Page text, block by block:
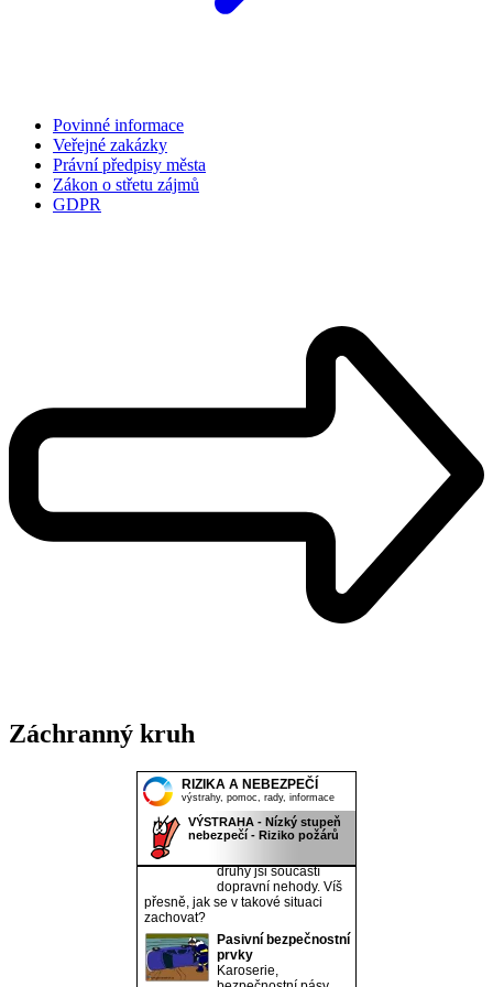
Povinné informace
Veřejné zakázky
Právní předpisy města
Zákon o střetu zájmů
GDPR
Záchranný kruh